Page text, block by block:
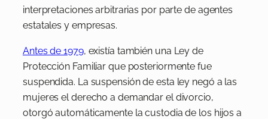
interpretaciones arbitrarias por parte de agentes
estatales y empresas.
Antes de 1979, existía también una Ley de
Protección Familiar que posteriormente fue
suspendida. La suspensión de esta ley negó a las
mujeres el derecho a demandar el divorcio,
otorgó automáticamente la custodia de los hijos a